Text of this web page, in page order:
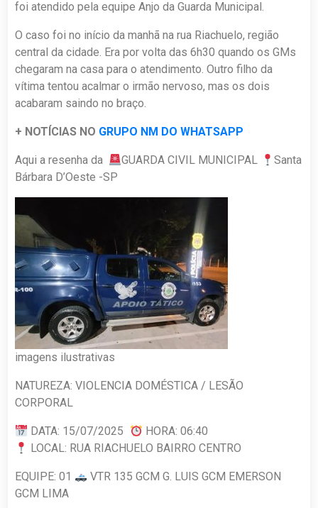
foi atendido pela equipe Anjo da Guarda Municipal.
O caso foi no início da manhã na rua Riachuelo, região
central da cidade. Era por volta das 6h30 quando os GMs
chegaram na casa para o atendimento. Outro filho da
vítima tentou acalmar o irmão nervoso, mas os dois
acabaram saindo no braço.
+ NOTÍCIAS NO GRUPO NM DO WHATSAPP
Aqui a resenha da GUARDA CIVIL MUNICIPAL
Santa
Bárbara D’Oeste -SP
imagens ilustrativas
NATUREZA: VIOLENCIA DOMÉSTICA / LESÃO
CORPORAL
DATA: 15/07/2025
HORA: 06:40
LOCAL: RUA RIACHUELO BAIRRO CENTRO
EQUIPE: 01
VTR 135 GCM G. LUIS GCM EMERSON
GCM LIMA